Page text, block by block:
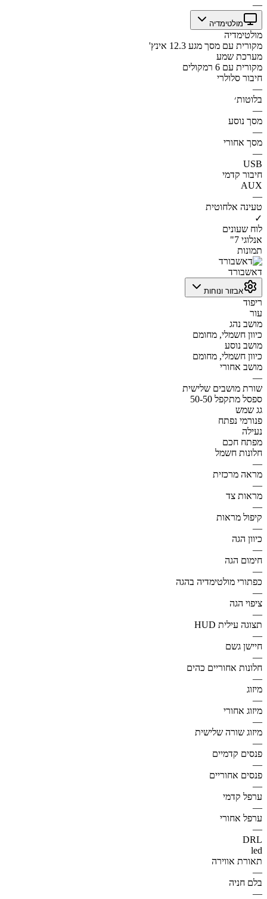
—
מולטימדיה
מולטימדיה
מקורית עם מסך מגע 12.3 אינץ'
מערכת שמע
מקורית עם 6 רמקולים
חיבור סלולרי
—
בלוטות׳
—
מסך נוסע
—
מסך אחורי
—
USB
חיבור קדמי
AUX
—
טעינה אלחוטית
✓
לוח שעונים
אנלוגי 7"
תמונות
דאשבורד
אבזור ונוחות
ריפוד
עור
מושב נהג
כיוון חשמלי, מחומם
מושב נוסע
כיוון חשמלי, מחומם
מושב אחורי
—
שורת מושבים שלישית
ספסל מתקפל 50-50
גג שמש
פנורמי נפתח
נעילה
מפתח חכם
חלונות חשמל
—
מראה מרכזית
—
מראות צד
—
קיפול מראות
—
כיוון הגה
—
חימום הגה
—
כפתורי מולטימדיה בהגה
—
ציפוי הגה
—
תצוגה עילית HUD
—
חיישן גשם
—
חלונות אחוריים כהים
—
מיזוג
—
מיזוג אחורי
—
מיזוג שורה שלישית
—
פנסים קדמיים
—
פנסים אחוריים
—
ערפל קדמי
—
ערפל אחורי
—
DRL
led
תאורת אווירה
—
בלם חניה
—